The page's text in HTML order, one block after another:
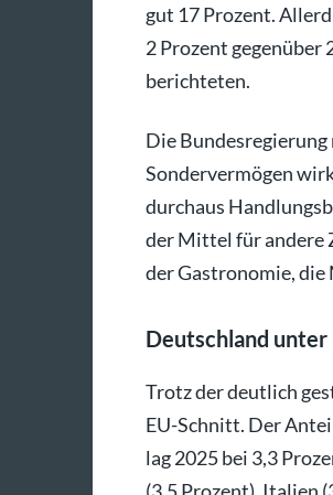
gut 17 Prozent.
2 Prozent gegenüber
berichteten.
Die Bundesregierung
Sondervermögen
durchaus
der Mittel für andere
der Gastronomie,
Deutschland unter
Trotz der deutlich
EU-Schnitt. Der
lag 2025 bei 3,3